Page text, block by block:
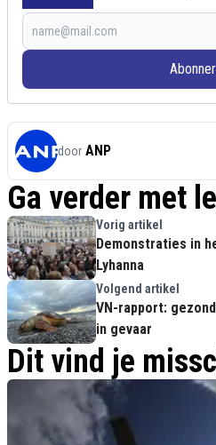
door ANP
Ga verder met
Vorig artikel
Demonstraties in
Lyhanna
Volgend artikel
VN-rapport:
in gevaar
Dit vind je